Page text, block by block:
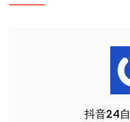
抖音24